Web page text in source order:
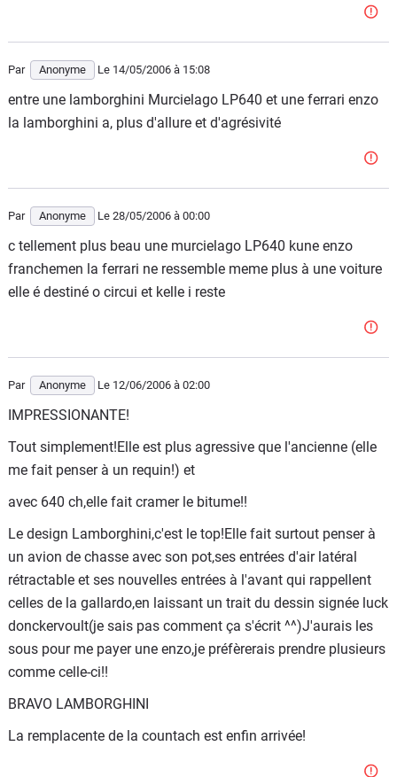
Par Anonyme Le 14/05/2006 à 15:08
entre une lamborghini Murcielago LP640 et une ferrari enzo
la lamborghini a, plus d'allure et d'agrésivité
Par Anonyme Le 28/05/2006 à 00:00
c tellement plus beau une murcielago LP640 kune enzo
franchemen la ferrari ne ressemble meme plus à une voiture
elle é destiné o circui et kelle i reste
Par Anonyme Le 12/06/2006 à 02:00
IMPRESSIONANTE!
Tout simplement!Elle est plus agressive que l'ancienne (elle
me fait penser à un requin!) et
avec 640 ch,elle fait cramer le bitume!!
Le design Lamborghini,c'est le top!Elle fait surtout penser à
un avion de chasse avec son pot,ses entrées d'air latéral
rétractable et ses nouvelles entrées à l'avant qui rappellent
celles de la gallardo,en laissant un trait du dessin signée luck
donckervoult(je sais pas comment ça s'écrit ^^)J'aurais les
sous pour me payer une enzo,je préfèrerais prendre plusieurs
comme celle-ci!!
BRAVO LAMBORGHINI
La remplacente de la countach est enfin arrivée!